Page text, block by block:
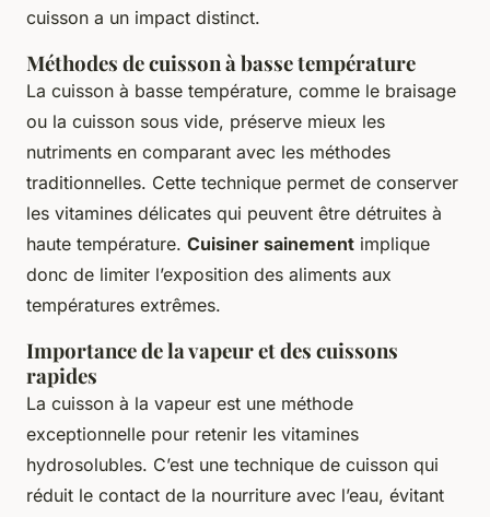
cuisson a un impact distinct.
Méthodes de cuisson à basse température
La cuisson à basse température, comme le braisage
ou la cuisson sous vide, préserve mieux les
nutriments en comparant avec les méthodes
traditionnelles. Cette technique permet de conserver
les vitamines délicates qui peuvent être détruites à
haute température. Cuisiner sainement implique
donc de limiter l’exposition des aliments aux
températures extrêmes.
Importance de la vapeur et des cuissons
rapides
La cuisson à la vapeur est une méthode
exceptionnelle pour retenir les vitamines
hydrosolubles. C’est une technique de cuisson qui
réduit le contact de la nourriture avec l’eau, évitant